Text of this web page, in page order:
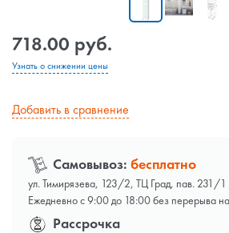
718.00 руб.
Узнать о снижении цены
Добавить в сравнение
Самовывоз: бесплатно
ул. Тимирязева, 123/2, ТЦ Град, пав. 231/1
Ежедневно с 9:00 до 18:00 без перерыва
Рассрочка